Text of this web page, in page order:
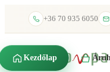
+36 70 935 6050
Kezdőlap